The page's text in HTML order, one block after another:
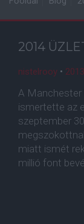
2014
nistelrooy •
A Manchester
ismertette az
szeptember
miatt ismét
millió font